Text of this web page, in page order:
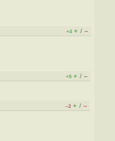
+4 + / –
+9 + / –
–2 + / –